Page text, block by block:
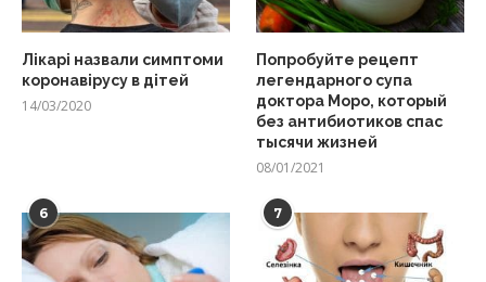
Лікарі назвали симптоми
коронавірусу в дітей
14/03/2020
Попробуйте рецепт
легендарного супа
доктора Моро, который
без антибиотиков спас
тысячи жизней
08/01/2021
6 7